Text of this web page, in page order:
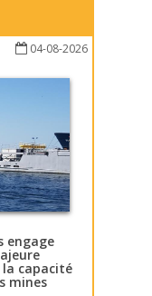
04-08-2026
engage
capacité
mines